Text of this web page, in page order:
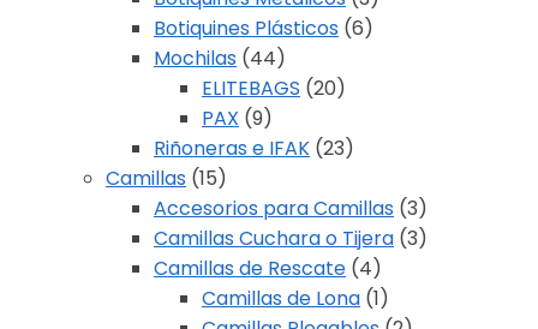
Botiquines Plásticos (6)
Mochilas (44)
ELITEBAGS (20)
PAX (9)
Riñoneras e IFAK (23)
Camillas (15)
Accesorios para Camillas (3)
Camillas Cuchara o Tijera (3)
Camillas de Rescate (4)
Camillas de Lona (1)